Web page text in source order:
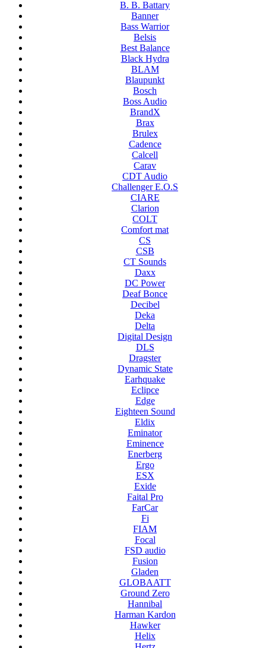
B. B. Battary
Banner
Bass Warrior
Belsis
Best Balance
Black Hydra
BLAM
Blaupunkt
Bosch
Boss Audio
BrandX
Brax
Brulex
Cadence
Calcell
Carav
CDT Audio
Challenger E.O.S
CIARE
Clarion
COLT
Comfort mat
CS
CSB
CT Sounds
Daxx
DC Power
Deaf Bonce
Decibel
Deka
Delta
Digital Design
DLS
Dragster
Dynamic State
Earhquake
Eclipce
Edge
Eighteen Sound
Eldix
Eminator
Eminence
Enerberg
Ergo
ESX
Exide
Faital Pro
FarCar
Fi
FIAM
Focal
FSD audio
Fusion
Gladen
GLOBAATT
Ground Zero
Hannibal
Harman Kardon
Hawker
Helix